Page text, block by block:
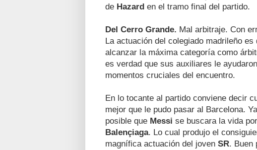
de Hazard en el tramo final del partido.
Del Cerro Grande. Mal arbitraje. Con
La actuación del colegiado madrileño
alcanzar la máxima categoría como
es verdad que sus auxiliares le
momentos cruciales del encuentro.
En lo tocante al partido conviene decir
mejor que le pudo pasar al Barcelona.
posible que Messi se buscara la vida
Balençiaga. Lo cual produjo el
magnífica actuación del joven SR. Buen